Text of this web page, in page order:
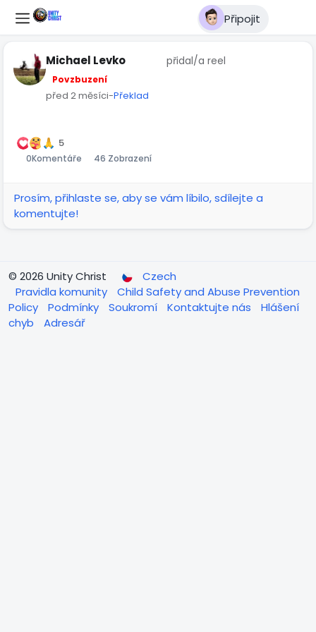
Připojit
Michael Levko přidal/a reel
Povzbuzení
před 2 měsíci-Překlad
5
0Komentáře 46 Zobrazení
Prosím, přihlaste se, aby se vám líbilo, sdílejte a
komentujte!
© 2026 Unity Christ
Czech
Pravidla komunity
Child Safety and Abuse Prevention
Policy
Podmínky Soukromí Kontaktujte nás
Hlášení
chyb
Adresář